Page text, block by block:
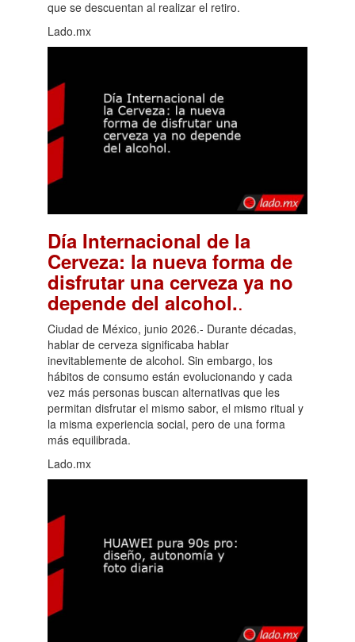
que se descuentan al realizar el retiro.
Lado.mx
Día Internacional de la
Cerveza: la nueva forma de
disfrutar una cerveza ya no
depende del alcohol..
Ciudad de México, junio 2026.- Durante décadas,
hablar de cerveza significaba hablar
inevitablemente de alcohol. Sin embargo, los
hábitos de consumo están evolucionando y cada
vez más personas buscan alternativas que les
permitan disfrutar el mismo sabor, el mismo ritual y
la misma experiencia social, pero de una forma
más equilibrada.
Lado.mx